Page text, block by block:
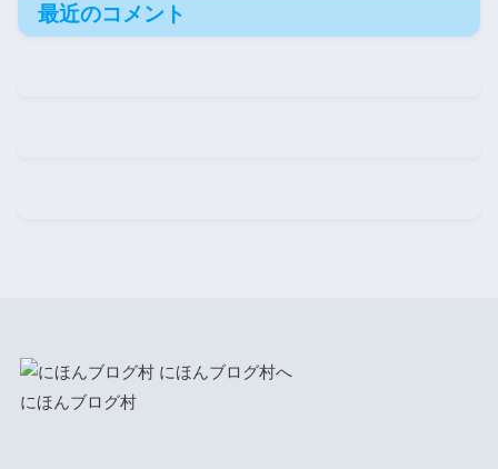
最近のコメント
にほんブログ村